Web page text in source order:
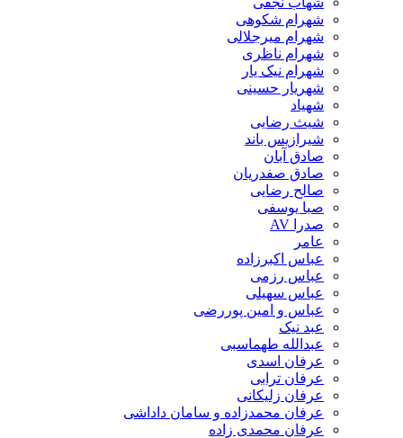
شهرام شکوهی
شهرام میرجلالی
شهرام ناظری
شهرام نیک یار
شهریار حسینی
شهیاد
شیث رضایی
شیرازیس باند
صادق آبان
صادق صفدریان
صالح رضایی
صبا یوسفی
صدرا AV
عامر
عباس اکبرزاده
عباس رزمی
عباس سهیلی
عباس و امین پوررضی
عبد نیک
عبدالله طهماسبی‎
عرفان اسدی
عرفان ترابی
عرفان زلیکانی
عرفان محمدزاده و سامان داداشی
عرفان محمدی زاده